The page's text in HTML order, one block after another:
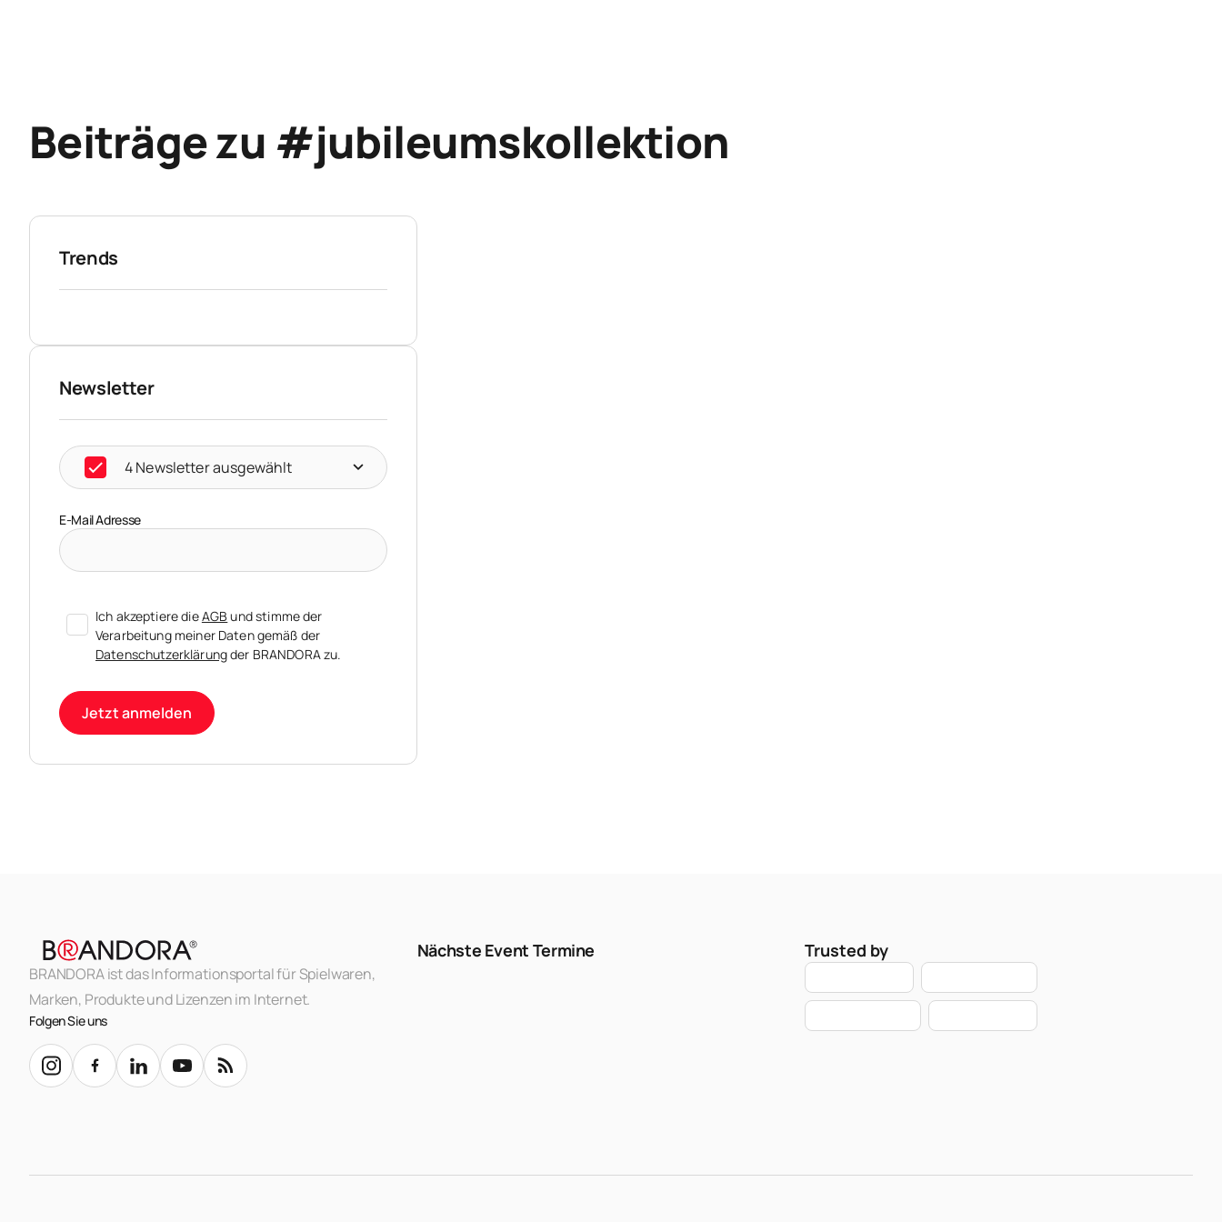
Beiträge zu #jubileumskollektion
Trends
Newsletter
4 Newsletter ausgewählt
E-Mail Adresse
Ich akzeptiere dieAGBund stimme der
Verarbeitung meiner Daten gemäß der
Datenschutzerklärungder BRANDORA zu.
Jetzt anmelden
BRANDORA ist das Informationsportal für Spielwaren,
Marken, Produkte und Lizenzen im Internet.
Folgen Sie uns
Nächste Event Termine Trusted by